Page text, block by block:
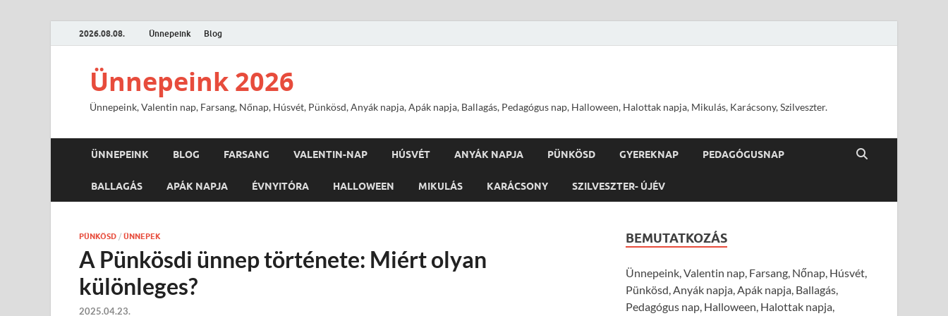
2026.08.08. Ünnepeink Blog
Ünnepeink 2026
Ünnepeink, Valentin nap, Farsang, Nőnap, Húsvét, Pünkösd, Anyák napja, Apák napja, Ballagás, Pedagógus nap, Halloween, Halottak napja, Mikulás, Karácsony, Szilveszter.
ÜNNEPEINK BLOG FARSANG VALENTIN-NAP HÚSVÉT ANYÁK NAPJA PÜNKÖSD GYEREKNAP PEDAGÓGUSNAP
BALLAGÁS APÁK NAPJA ÉVNYITÓRA HALLOWEEN MIKULÁS KARÁCSONY SZILVESZTER- ÚJÉV
PÜNKÖSD / ÜNNEPEK
A Pünkösdi ünnep története: Miért olyan
különleges?
2025.04.23.
BEMUTATKOZÁS
Ünnepeink, Valentin nap, Farsang, Nőnap, Húsvét,
Pünkösd, Anyák napja, Apák napja, Ballagás,
Pedagógus nap, Halloween, Halottak napja,